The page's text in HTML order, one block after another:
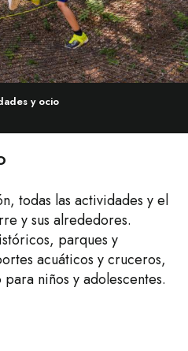
y ocio
todas las actividades y el
y sus alrededores.
parques y
acuáticos y cruceros,
niños y adolescentes.